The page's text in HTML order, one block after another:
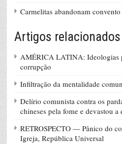
Carmelitas abandonam
Artigos relacionados
AMÉRICA LATINA: Ideologias
corrupção
Infiltração da mentalidade
Delírio comunista contra os
chineses pela fome e devastou a
RETROSPECTO — Pânico do
Igreja, República Universal